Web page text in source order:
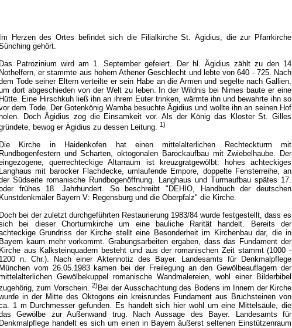
Im Herzen des Ortes befindet sich die Filialkirche St. Ägidius, die zur Pfarrkirche
gehört.
Das Patrozinium wird am 1. September gefeiert. Der hl. Ägidius zählt zu den 14
Nothelfern, er stammte aus hohem Athener Geschlecht und lebte von 640 - 725. Nach
Tode seiner Eltern verteilte er sein Habe an die Armen und segelte nach Gallien,
dort abgeschieden von der Welt zu leben. In der Wildnis bei Nimes baute er eine
Hütte. Eine Hirschkuh ließ ihn an ihrem Euter trinken, wärmte ihn und bewahrte ihn so
dem Tode. Der Gotenkönig Wamba besuchte Ägidius und wollte ihn an seinen Hof
holen. Doch Ägidius zog die Einsamkeit vor. Als der König das Kloster St. Gilles
bewog er Ägidius zu dessen Leitung. 1)
Die Kirche in Haidenkofen hat einen mittelalterlichen Rechteckturm mit
Rundbogenfestern und Scharten, oktogonalen Barockaufbau mit Zwiebelhaube. Der
querrechteckige Altarraum ist kreuzgratgewölbt: hohes achteckiges
Langhaus mit barocker Flachdecke, umlaufende Empore, doppelte Fensterreihe, an
Südseite romanische Rundbogenöffnung. Langhaus und Turmaufbau spätes 17.
frühes 18. Jahrhundert. So beschreibt "DEHIO, Handbuch der deutschen
Kunstdenkmäler Bayern V: Regensburg und die Oberpfalz" die Kirche.
Doch bei der zuletzt durchgeführten Restaurierung 1983/84 wurde festgestellt, dass es
bei dieser Chorturmkirche um eine bauliche Rarität handelt. Bereits der
Grundriss der Kirche stellt eine Besonderheit im Kirchenbau dar, die in
Bayern kaum mehr vorkommt. Grabungsarbeiten ergaben, dass das Fundament der
Kirche aus Kalksteinquadern besteht und aus der romanischen Zeit stammt (1000 -
1200 n. Chr.). Nach einer Aktennotiz des Bayer. Landesamts für Denkmalpflege
München vom 26.05.1983 kamen bei der Freilegung an den Gewölbeauflagern der
Gewölbekuppel romanische Wandmalereien, wohl einer Bilderbibel
zum Vorschein.2) Bei der Ausschachtung des Bodens im Innern der Kirche
in der Mitte des Oktogons ein kreisrundes Fundament aus Bruchsteinen von
1 m Durchmesser gefunden. Es handelt sich hier wohl um eine Mittelsäule, die
Gewölbe zur Außenwand trug. Nach Aussage des Bayer. Landesamts für
Denkmalpflege handelt es sich um einen in Bayern äußerst seltenen Einstützenraum